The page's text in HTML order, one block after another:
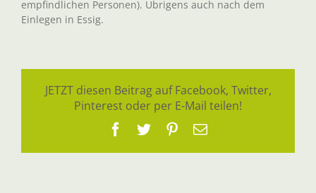
empfindlichen Personen). Übrigens auch nach dem
Einlegen in Essig.
JETZT diesen Beitrag auf Facebook, Twitter,
Pinterest oder per E-Mail teilen!
Facebook
TwitterPinterest
E-